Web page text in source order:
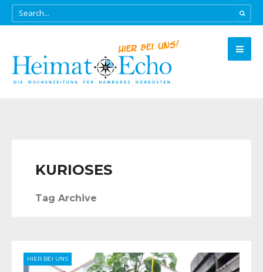
KURIOSES
Tag Archive
HIER BEI UNS